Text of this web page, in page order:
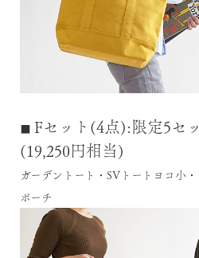
■ Fセット(4点):限定5セ
(19,250円相当)
ガーデントート・SVトートヨコ小
ポーチ